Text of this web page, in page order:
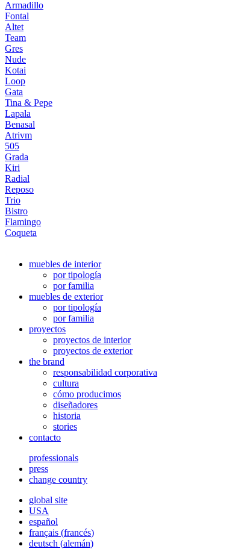
Armadillo
Fontal
Altet
Team
Gres
Nude
Kotai
Loop
Gata
Tina & Pepe
Lapala
Benasal
Atrivm
505
Grada
Kiri
Radial
Reposo
Trio
Bistro
Flamingo
Coqueta
muebles de interior
por tipología
por familia
muebles de exterior
por tipología
por familia
proyectos
proyectos de interior
proyectos de exterior
the brand
responsabilidad corporativa
cultura
cómo producimos
diseñadores
historia
stories
contacto
professionals
press
change country
global site
USA
español
français (francés)
deutsch (alemán)